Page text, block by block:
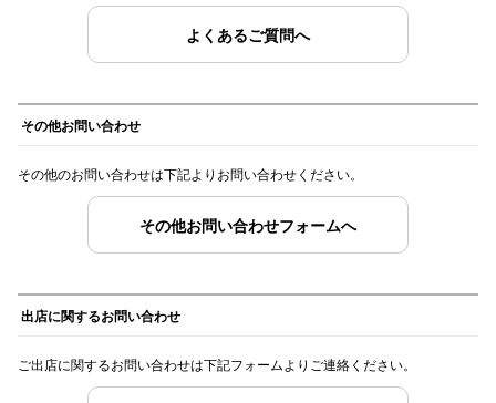
よくあるご質問へ
その他お問い合わせ
その他のお問い合わせは下記よりお問い合わせください。
その他お問い合わせフォームへ
出店に関するお問い合わせ
ご出店に関するお問い合わせは下記フォームよりご連絡ください。
高崎オ